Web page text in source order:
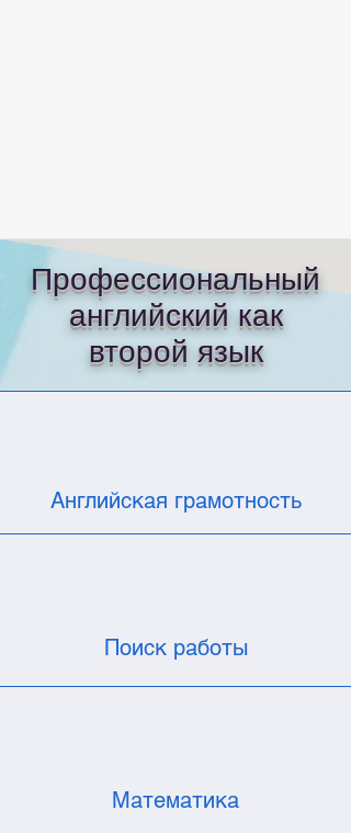
Профессиональный
английский как
второй язык
Английская грамотность
Поиск работы
Математика